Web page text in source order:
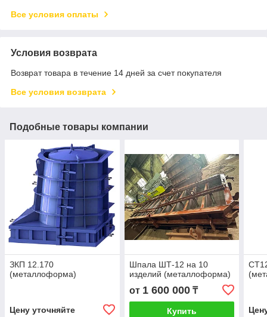
Все условия оплаты
Условия возврата
Возврат товара в течение 14 дней за счет покупателя
Все условия возврата
Подобные товары компании
ЗКП 12.170
(металлоформа)
Цену уточняйте
Шпала ШТ-12 на 10
изделий (металлоформа)
от 1 600 000₸
Купить